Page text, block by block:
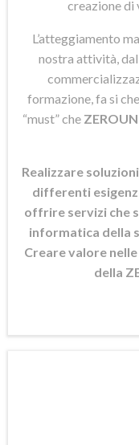
creazione di
L’atteggiamento
nostra attività,
formazione, fa si che
“must” che
Realizzare
differenti
offrire servizi che
informatica della
Creare valore
della